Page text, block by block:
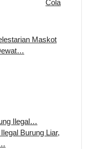
Cola
Maskot
Ilegal…
Burung Liar,